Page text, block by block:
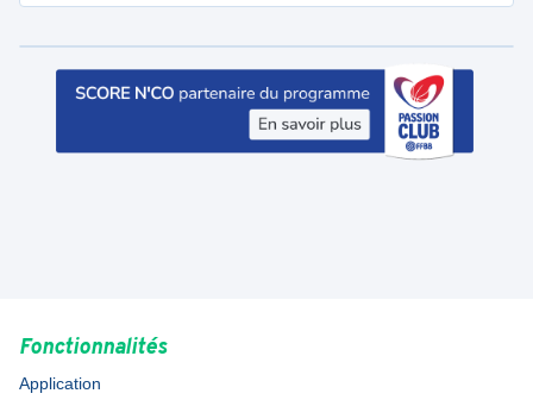
Fonctionnalités
Application